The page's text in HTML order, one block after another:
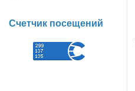
Счетчик посещений